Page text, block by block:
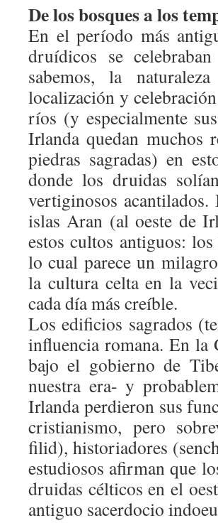
De los bosques a los
En el período más
druídicos se
sabemos, la
localización y
ríos (y especialmente
Irlanda quedan muchos
piedras sagradas) en
donde los druidas
vertiginosos
islas Aran (al oeste de
estos cultos antiguos:
lo cual parece un
la cultura celta en la
cada día más creíble.
Los edificios sagrados
influencia romana. En la
bajo el gobierno de
nuestra era- y
Irlanda perdieron sus
cristianismo, pero
filid), historiadores
estudiosos afirman que
druidas célticos en el
antiguo sacerdocio